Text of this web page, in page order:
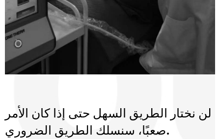
لن نختار الطريق السهل حتى إذا كان الأمر
صعبًا، سنسلك الطريق الضروري.